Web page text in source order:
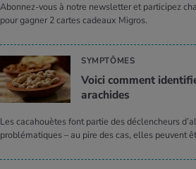
Abonnez-vous à notre newsletter et participez
pour gagner 2 cartes cadeaux Migros.
SYMPTÔMES
Voici comment
arachides
Les cacahouètes font partie des déclencheurs
problématiques – au pire des cas, elles peuvent